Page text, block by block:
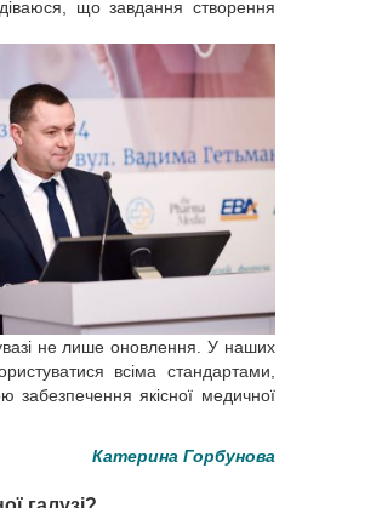
що завдання створення
не лише оновлення. У наших
всіма стандартами,
забезпечення якісної медичної
Катерина Горбунова